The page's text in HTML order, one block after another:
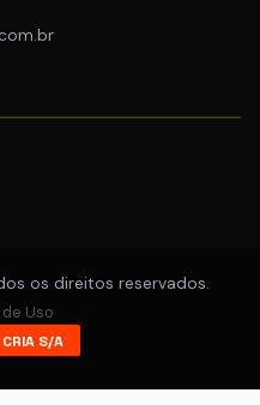
os direitos reservados.
Uso
CRIA S/A